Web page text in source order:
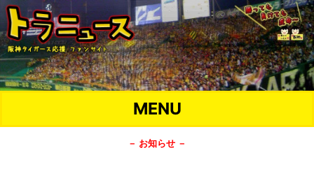
MENU
－ お知らせ －